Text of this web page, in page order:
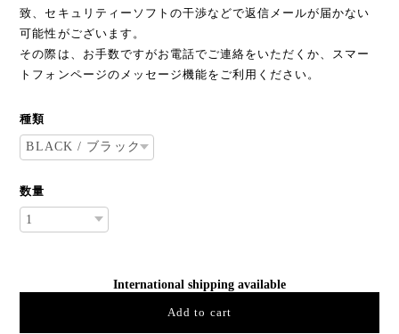
致、セキュリティーソフトの干渉などで返信メールが届かない
可能性がございます。
その際は、お手数ですがお電話でご連絡をいただくか、スマー
トフォンページのメッセージ機能をご利用ください。
種類
数量
International shipping available
Add to cart